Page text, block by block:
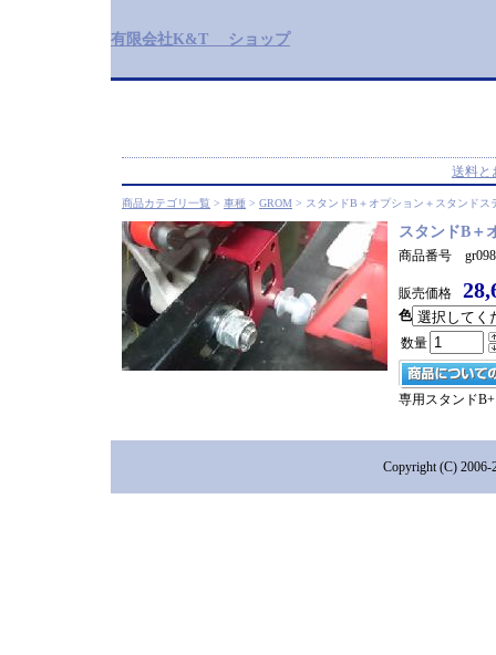
有限会社K&T ショップ
送料と
商品カテゴリ一覧 > 車種 > GROM > スタンドB＋オプション＋スタンドス
スタンドB＋
商品番号
販売価格
色
数量
専用スタンド
Copyright (C)